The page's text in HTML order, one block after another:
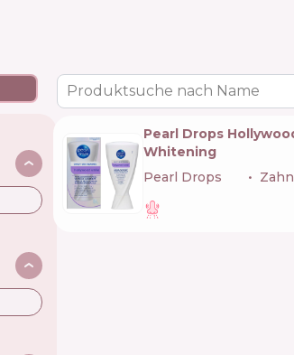
Produktsuche nach Name
Pearl Drops
Whitening
Pearl Drops